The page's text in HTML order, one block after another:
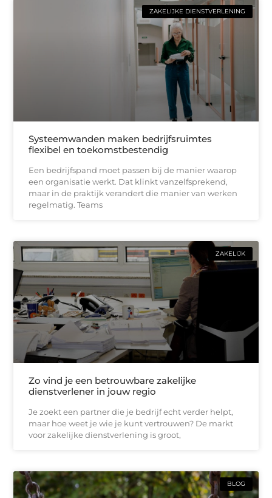
ZAKELIJKE DIENSTVERLENING
Systeemwanden maken bedrijfsruimtes
flexibel en toekomstbestendig
Een bedrijfspand moet passen bij de manier waarop
een organisatie werkt. Dat klinkt vanzelfsprekend,
maar in de praktijk verandert die manier van werken
regelmatig. Teams
ZAKELIJK
Zo vind je een betrouwbare zakelijke
dienstverlener in jouw regio
Je zoekt een partner die je bedrijf echt verder helpt,
maar hoe weet je wie je kunt vertrouwen? De markt
voor zakelijke dienstverlening is groot,
BLOG